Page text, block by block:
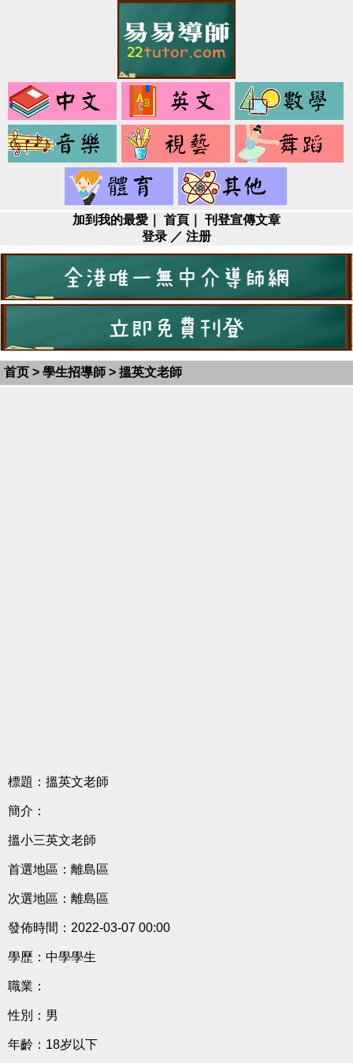
中
文
音
藝
健
身
加到我的最愛 首頁
刊登宣傳文章
登录 ／ 注册
首页 > 學生招導師 > 搵英文老師
標題：搵英文老師
簡介：
搵小三英文老師
首選地區：離島區
次選地區：離島區
發佈時間：2022-03-07 00:00
學歷：中學學生
職業：
性別：男
年齡：18岁以下